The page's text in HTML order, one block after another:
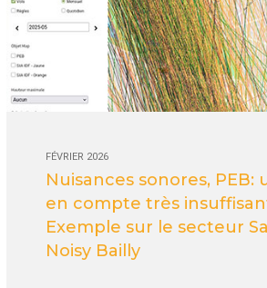
FÉVRIER 2026
Nuisances sonores, PEB:
en compte très
Exemple sur le secteur
Noisy Bailly